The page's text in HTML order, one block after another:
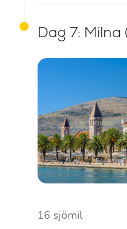
Dag 7: Milna
16 sjömil